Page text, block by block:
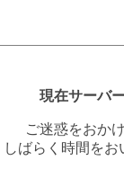
現在サーバ
ご迷惑をおか
しばらく時間を